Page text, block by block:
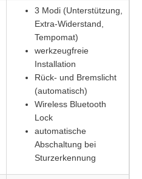
3 Modi (Unterstützung,
Extra-Widerstand,
Tempomat)
werkzeugfreie
Installation
Rück- und Bremslicht
(automatisch)
Wireless Bluetooth
Lock
automatische
Abschaltung bei
Sturzerkennung